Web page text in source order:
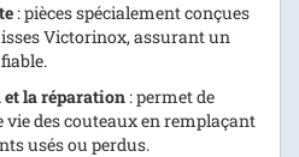
: pièces spécialement conçues
Victorinox, assurant un
et la réparation : permet de
vie des couteaux en remplaçant
usés ou perdus.